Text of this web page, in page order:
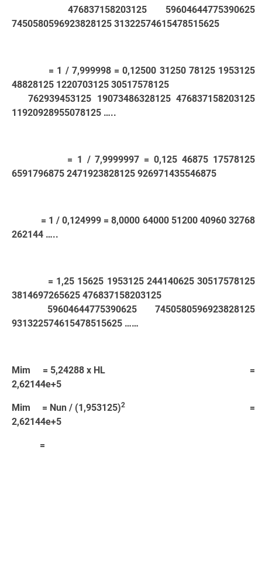
476837158203125 59604644775390625
7450580596923828125 31322574615478515625
= 1 / 7,999998 = 0,12500 31250 78125 1953125
48828125 1220703125 30517578125
762939453125 19073486328125 476837158203125
11920928955078125 …..
= 1 / 7,9999997 = 0,125 46875 17578125
6591796875 2471923828125 926971435546875
= 1 / 0,124999 = 8,0000 64000 51200 40960 32768
262144 …..
= 1,25 15625 1953125 244140625 30517578125
3814697265625 476837158203125
59604644775390625 7450580596923828125
931322574615478515625 ……
Mim = 5,24288 x HL =
2,62144e+5
Mim = Nun / (1,953125)2
=
2,62144e+5
=